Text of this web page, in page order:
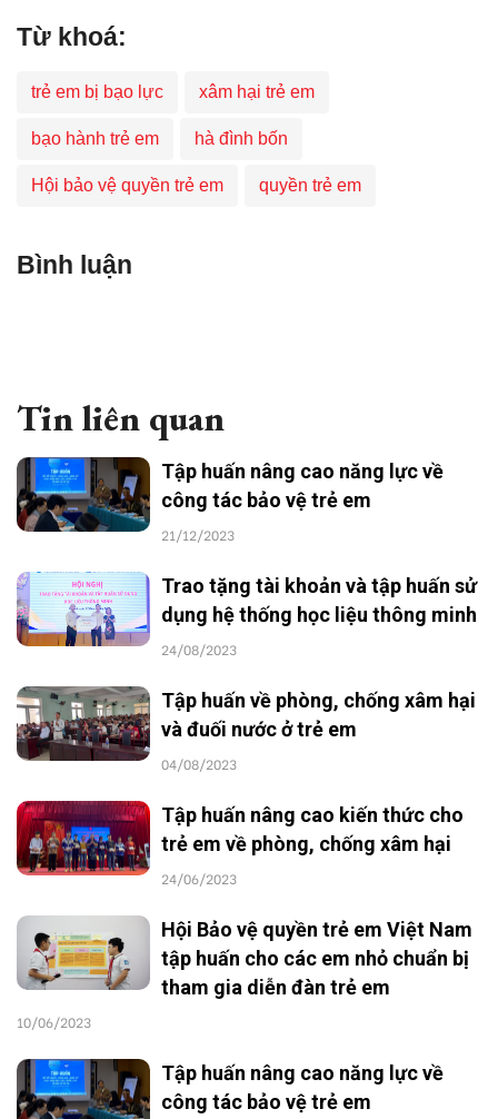
Từ khoá:
trẻ em bị bạo lực xâm hại trẻ em
bạo hành trẻ em hà đình bốn
Hội bảo vệ quyền trẻ em quyền trẻ em
Bình luận
Tin liên quan
Tập huấn nâng cao năng lực về
công tác bảo vệ trẻ em
21/12/2023
Trao tặng tài khoản và tập huấn sử
dụng hệ thống học liệu thông minh
24/08/2023
Tập huấn về phòng, chống xâm hại
và đuối nước ở trẻ em
04/08/2023
Tập huấn nâng cao kiến thức cho
trẻ em về phòng, chống xâm hại
24/06/2023
Hội Bảo vệ quyền trẻ em Việt Nam
tập huấn cho các em nhỏ chuẩn bị
tham gia diễn đàn trẻ em
10/06/2023
Tập huấn nâng cao năng lực về
công tác bảo vệ trẻ em